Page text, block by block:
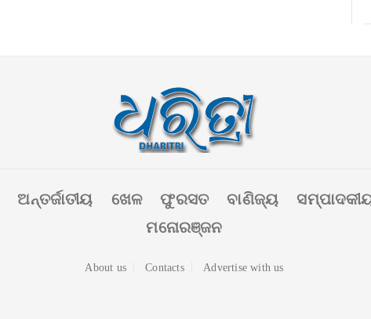
ଅନ୍ତର୍ଜାତୀୟ ଖେଳ ଫୁରସତ ବାଣିଜ୍ୟ
ମନୋରଞ୍ଜନ
About us Contacts Advertise with us